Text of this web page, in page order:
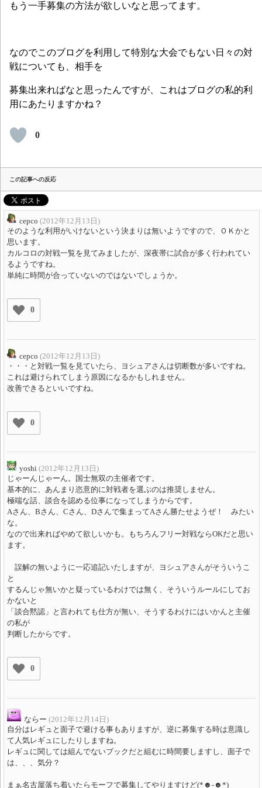
もう一手募集の方法が欲しいなと思ってます。
なのでこのブログを利用して特別な大会でもない日々の対
戦についても、相手を
募集出来ればなと思ったんですが、これはブログの私的利
用にあたりますかね？
0
この記事への反応
cepco (2012年12月13日)
そのような利用がいけないという決まりは無いようですので、ＯＫかと
思います。
カルコロの対戦一覧を見てみましたが、深夜帯に試合が多く行われてい
るようですね。
単純に時間が合っていないのではないでしょうか。
0
cepco (2012年12月13日)
・・・と対戦一覧を見ていたら、ヨシュアさんは切断数が多いですね。
これは避けられてしまう原因になるかもしれません。
改善できるといいですね。
0
yoshi (2012年12月13日)
じゃーんじゃーん。国士無双の主催者です。
基本的に、あんまり恣意的に対戦者を選ぶのは推奨しません。
極端な話、談合を認める位事になってしまうからです。
Aさん、Bさん、Cさん、Dさんで集まってAさん勝たせようぜ！ みたい
な。
なので出来ればやめて欲しいかも。もちろんフリー対戦ならOKだと思い
ます。
誤解の無いように一応追記いたしますが、ヨシュアさんがそういうこ
と
するんじゃ無いかと疑っているわけでは無く、そういうルールにしてお
かないと
「談合黙認」と言われても仕方が無い、そうするわけにはいかんと主催
の私が
判断したからです。
0
ならー (2012年12月14日)
自分はレギュと面子で避ける事もありますが、逆に募集する時は意識し
て人気レギュにしたりしますね。
レギュに関しては組んでないブックだと組むに時間要しますし、面子で
は、、、気分？
まぁ名古屋落ち着いたらモーフで募集してやりますけど(*☻-☻*)